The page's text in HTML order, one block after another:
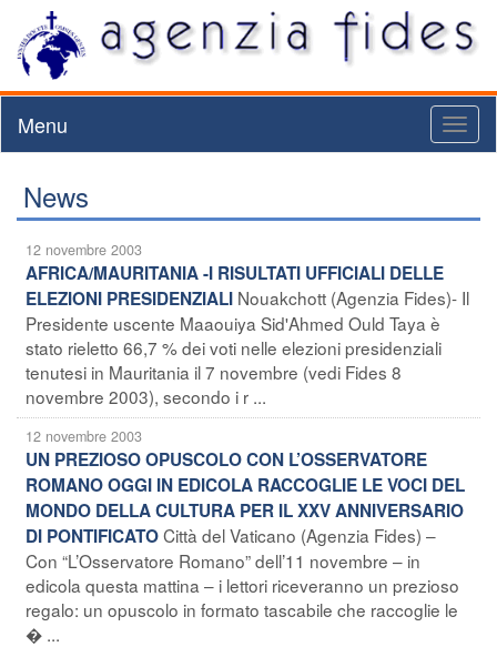
Menu
News
12 novembre 2003
AFRICA/MAURITANIA -I RISULTATI UFFICIALI DELLE
ELEZIONI PRESIDENZIALI Nouakchott (Agenzia Fides)- Il
Presidente uscente Maaouiya Sid'Ahmed Ould Taya è
stato rieletto 66,7 % dei voti nelle elezioni presidenziali
tenutesi in Mauritania il 7 novembre (vedi Fides 8
novembre 2003), secondo i r ...
12 novembre 2003
UN PREZIOSO OPUSCOLO CON L’OSSERVATORE
ROMANO OGGI IN EDICOLA RACCOGLIE LE VOCI DEL
MONDO DELLA CULTURA PER IL XXV ANNIVERSARIO
DI PONTIFICATOCittà del Vaticano (Agenzia Fides) –
Con “L’Osservatore Romano” dell’11 novembre – in
edicola questa mattina – i lettori riceveranno un prezioso
regalo: un opuscolo in formato tascabile che raccoglie le
� ...